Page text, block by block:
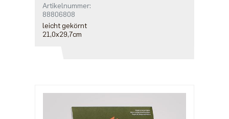
Artikelnummer:
88806808
leicht gekörnt
21,0x29,7cm